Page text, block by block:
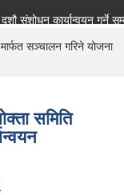
कार्यान्वयन गर्ने
सञ्चालन गरिने योजना
समिति